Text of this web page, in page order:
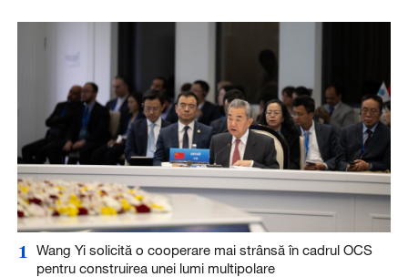
1
Wang Yi solicită o cooperare mai strânsă în cadrul OCS
pentru construirea unei lumi multipolare